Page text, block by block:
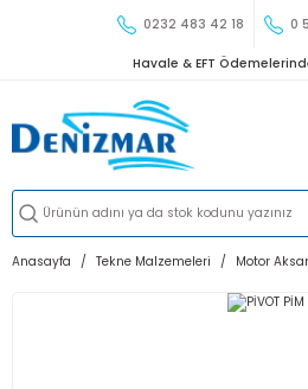
0232 483 42 18 0
Havale & EFT
Anasayfa Tekne Malzemeleri Motor